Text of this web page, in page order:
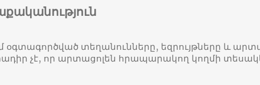
օգտագործված տեղանունները, եզրույթները և
չէ, որ արտացոլեն հրապարակող կողմի